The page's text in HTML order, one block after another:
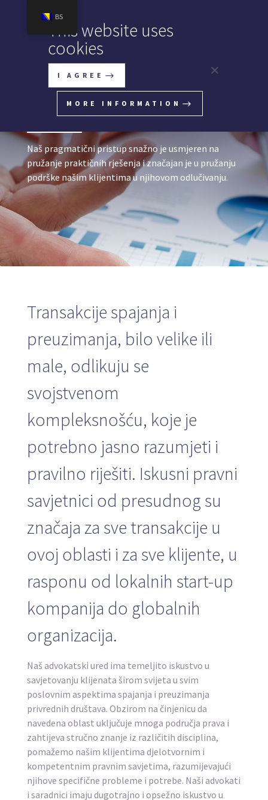
Spajanje i kupovina
privrednih društava
Naš pragmatični pristup snažno je usmjeren na
pružanje praktičnih rješenja i značajan je u pružanju
podrške našim klijentima u njihovom odlučivanju.
Transakcije spajanja i
preuzimanja, bilo velike ili
male, odlikuju se
svojstvenom
kompleksnošću, koje je
potrebno jasno razumjeti i
pravilno riješiti. Iskusni pravni
savjetnici od presudnog su
značaja za sve transakcije u
ovoj oblasti i za sve klijente, u
rasponu od lokalnih start-up
kompanija do globalnih
organizacija.
Naš advokatski ured ima temeljito iskustvo u
savjetovanju klijenata širom svijeta u svim
poslovnim aspektima spajanja i preuzimanja
privrednih društava. Obzirom na činjenicu da
navedena oblast uključuje mnoga područja prava i
zahtijeva stručno znanje iz različitih disciplina,
pomažemo našim klijentima djelotvornim i
kompetentnim pravnim savjetima, razumijevajući
njihove specifične probleme i potrebe. Naši advokati
i saradnici imaju dugotrajno i opsežno iskustvo u
BS
This website uses
cookies
I AGREE
MORE INFORMATION